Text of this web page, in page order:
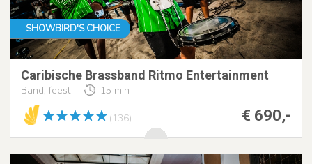
SHOWBIRD'S CHOICE
Caribische Brassband Ritmo Entertainment
Band, feest 15 min
€ 690,-
(136)